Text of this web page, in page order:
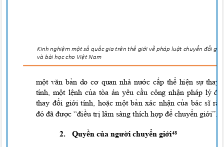
Kinh nghiệm một sốquốc gia trên thế giới vềpháp luật chuyển đổi g
và bài học cho Việt Nam
một văn bản do cơ quan nhà nước cấp thể hiện sự
tính, một lệnh của tòa án yêu cầu công nhận pháp ly
thay đổi giới tính, hoặc một bản xác nhận của bác sĩ
đó đã được “điều trị lâm sàng thích hợp để chuyển giới”.
2.Quyền của người chuyển giới48